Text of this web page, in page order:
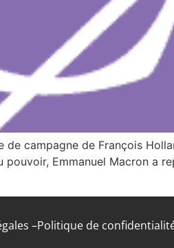
campagne de François
Emmanuel Macron a
–Politique de